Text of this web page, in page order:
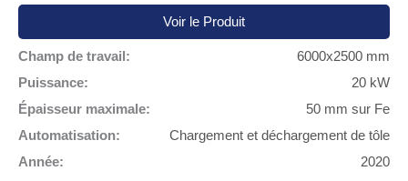
Voir le Produit
Champ de travail:
6000x2500 mm
Puissance:
20 kW
Épaisseur maximale:
50 mm sur Fe
Automatisation:
Chargement et déchargement de tôle
Année:
2020